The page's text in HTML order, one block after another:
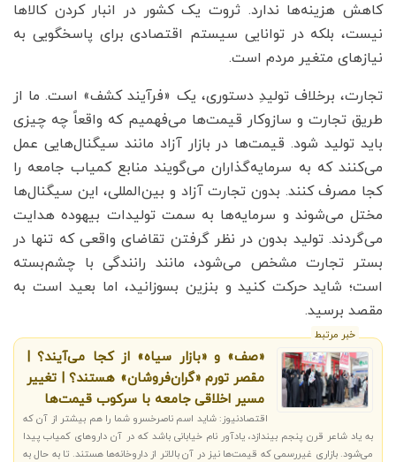
کاهش هزینه‌ها ندارد. ثروت یک کشور در انبار کردن کالاها
نیست، بلکه در توانایی سیستم اقتصادی برای پاسخگویی به
نیازهای متغیر مردم است.
تجارت، برخلاف تولیدِ دستوری، یک «فرآیند کشف» است. ما از
طریق تجارت و سازوکار قیمت‌ها می‌فهمیم که واقعاً چه چیزی
باید تولید شود. قیمت‌ها در بازار آزاد مانند سیگنال‌هایی عمل
می‌کنند که به سرمایه‌گذاران می‌گویند منابع کمیاب جامعه را
کجا مصرف کنند. بدون تجارت آزاد و بین‌المللی، این سیگنال‌ها
مختل می‌شوند و سرمایه‌ها به سمت تولیدات بیهوده هدایت
می‌گردند. تولید بدون در نظر گرفتن تقاضای واقعی که تنها در
بستر تجارت مشخص می‌شود، مانند رانندگی با چشم‌بسته
است؛ شاید حرکت کنید و بنزین بسوزانید، اما بعید است به
مقصد برسید.
خبر مرتبط
«صف» و «بازار سیاه» از کجا می‌آیند؟ |
مقصر تورم «گران‌فروشان» هستند؟ | تغییر
مسیر اخلاقی جامعه با سرکوب قیمت‌ها
اقتصادنیوز: شاید اسم ناصرخسرو شما را هم بیشتر از آن که
به یاد شاعر قرن پنجم بیندازد، یادآور نام خیابانی باشد که در آن داروهای کمیاب پیدا
می‌شود. بازاری غیررسمی که قیمت‌ها نیز در آن بالاتر از داروخانه‌ها هستند. تا به حال به